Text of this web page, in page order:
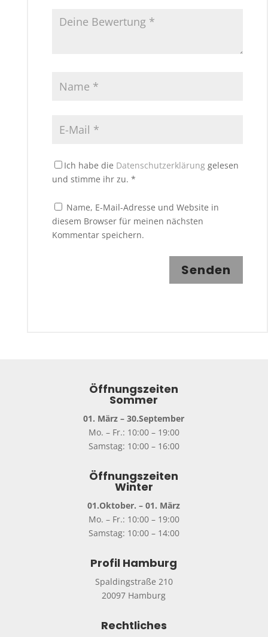
Ich habe die Datenschutzerklärunggelesen
und stimme ihr zu. *
Name, E-Mail-Adresse und Website in
diesem Browser für meinen nächsten
Kommentar speichern.
Senden
Öffnungszeiten
Sommer
01. März – 30.September
Mo. – Fr.: 10:00 – 19:00
Samstag: 10:00 – 16:00
Öffnungszeiten
Winter
01.Oktober. – 01. März
Mo. – Fr.: 10:00 – 19:00
Samstag: 10:00 – 14:00
Profil Hamburg
Spaldingstraße 210
20097 Hamburg
Rechtliches